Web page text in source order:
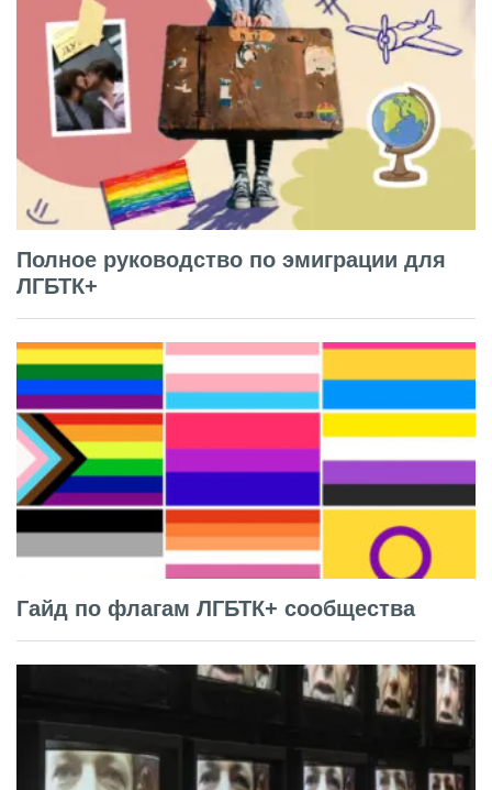
Полное руководство по эмиграции для
ЛГБТК+
Гайд по флагам ЛГБТК+ сообщества